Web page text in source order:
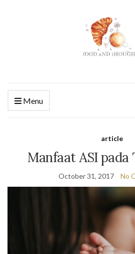
Menu
article
Manfaat ASI pada
October 31, 2017 No